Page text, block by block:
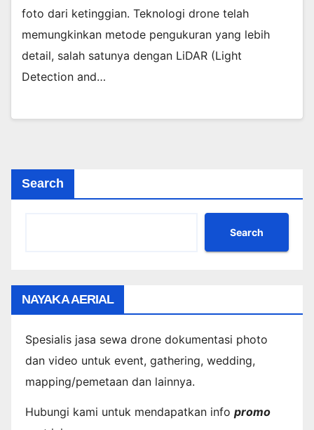
foto dari ketinggian. Teknologi drone telah
memungkinkan metode pengukuran yang lebih
detail, salah satunya dengan LiDAR (Light
Detection and…
Search
Search
NAYAKA AERIAL
Spesialis jasa sewa drone dokumentasi photo
dan video untuk event, gathering, wedding,
mapping/pemetaan dan lainnya.
Hubungi kami untuk mendapatkan info promo